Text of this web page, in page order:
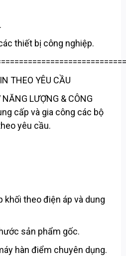
thiết bị công nghiệp.
THEO YÊU CẦU
LƯỢNG & CÔNG
cấp và gia công các bộ
yêu cầu.
khối theo điện áp và dung
sản phẩm gốc.
hàn điểm chuyên dụng.